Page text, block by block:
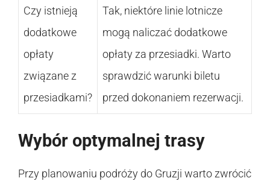
Czy istnieją
dodatkowe
opłaty
związane z
przesiadkami?
Tak, niektóre linie lotnicze
mogą naliczać dodatkowe
opłaty za przesiadki. Warto
sprawdzić warunki biletu
przed dokonaniem rezerwacji.
Wybór optymalnej trasy
Przy planowaniu podróży do Gruzji warto zwrócić